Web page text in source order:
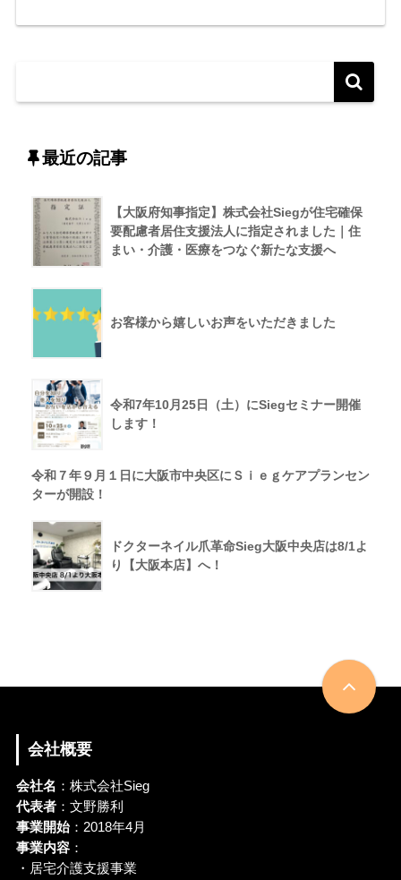
最近の記事
【大阪府知事指定】株式会社Siegが住宅確保
要配慮者居住支援法人に指定されました｜住
まい・介護・医療をつなぐ新たな支援へ
お客様から嬉しいお声をいただきました
令和7年10月25日（土）にSiegセミナー開催
します！
令和７年９月１日に大阪市中央区にＳｉｅｇケアプランセン
ターが開設！
ドクターネイル爪革命Sieg大阪中央店は8/1よ
り【大阪本店】へ！
会社概要
会社名 ：株式会社Sieg
代表者：文野勝利
事業開始：2018年4月
事業内容：
・居宅介護支援事業